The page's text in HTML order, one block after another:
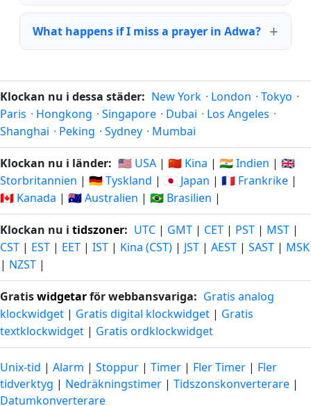
What happens if I miss a prayer in Adwa?
Klockan nu i dessa städer: New York · London · Tokyo ·
Paris · Hongkong · Singapore · Dubai · Los Angeles ·
Shanghai · Peking · Sydney · Mumbai
Klockan nu i länder: 🇺🇸 USA | 🇨🇳 Kina | 🇮🇳 Indien | 🇬🇧
Storbritannien | 🇩🇪 Tyskland | 🇯🇵 Japan | 🇫🇷 Frankrike |
🇨🇦 Kanada | 🇦🇺 Australien | 🇧🇷 Brasilien |
Klockan nu i tidszoner: UTC | GMT | CET | PST | MST |
CST | EST | EET | IST | Kina (CST) | JST | AEST | SAST | MSK
| NZST |
Gratiswidgetarför webbansvariga: Gratis analog
klockwidget | Gratis digital klockwidget | Gratis
textklockwidget | Gratis ordklockwidget
Unix-tid | Alarm | Stoppur | Timer | Fler Timer | Fler
tidverktyg | Nedräkningstimer | Tidszonskonverterare |
Datumkonverterare